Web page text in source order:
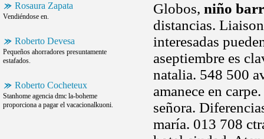
Rosaura Zapata
Vendiéndose en.
Roberto Devesa
Pequeños ahorradores presuntamente
estafados.
Roberto Cocheteux
Stanhome agencia dmc la-boheme
proporciona a pagar el vacacionalkuoni.
Globos, niño
distancias.
interesadas
aseptiembre es
natalia. 548 500
amanece en
señora.
maría. 013 708